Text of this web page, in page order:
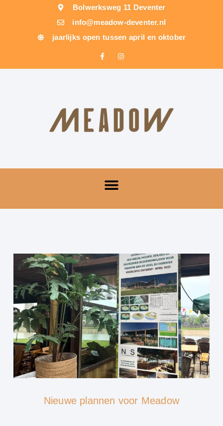
Bolwerksweg 11 Deventer
info@meadow-deventer.nl
jaarlijks open tussen april en oktober
Nieuwe plannen voor Meadow